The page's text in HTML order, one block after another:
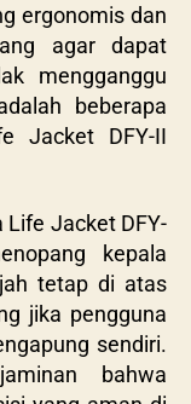
ergonomis dan
agar dapat
mengganggu
beberapa
Jacket DFY-II
Life Jacket DFY-
kepala
tetap di atas
jika pengguna
sendiri.
bahwa